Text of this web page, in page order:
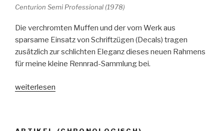
Centurion Semi Professional (1978)
Die verchromten Muffen und der vom Werk aus
sparsame Einsatz von Schriftzügen (Decals) tragen
zusätzlich zur schlichten Eleganz dieses neuen Rahmens
für meine kleine Rennrad-Sammlung bei.
„Blue
weiterlesen